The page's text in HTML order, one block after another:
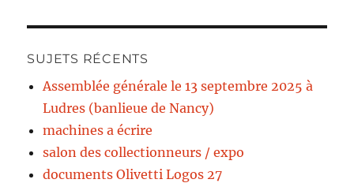
SUJETS RÉCENTS
Assemblée générale le 13 septembre 2025 à
Ludres (banlieue de Nancy)
machines a écrire
salon des collectionneurs / expo
documents Olivetti Logos 27